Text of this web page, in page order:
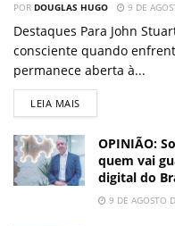
POR DOUGLAS HUGO 9 DE
Destaques Para John
consciente quando
permanece aberta à...
LEIA MAIS
OPINIÃO:
quem vai
digital do
9 DE AGOSTO